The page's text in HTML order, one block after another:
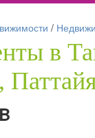
/
в